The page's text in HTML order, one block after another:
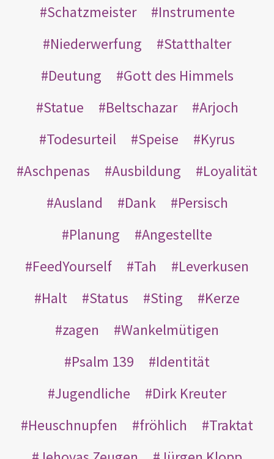
Schatzmeister
Instrumente
Niederwerfung
Statthalter
Deutung
Gott des Himmels
Statue
Beltschazar
Arjoch
Todesurteil
Speise
Kyrus
Aschpenas
Ausbildung
Loyalität
Ausland
Dank
Persisch
Planung
Angestellte
FeedYourself
Tah
Leverkusen
Halt
Status Sting
Kerze
zagen
Wankelmütigen
Psalm 139
Identität
Jugendliche
Dirk Kreuter
Heuschnupfen
fröhlich
Traktat